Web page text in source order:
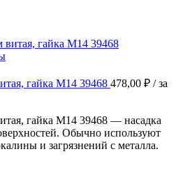
гайка М14 39468 478,00 ₽ / за
гайка М14 39468 — насадка
Обычно используют
и загрязнений с металла.